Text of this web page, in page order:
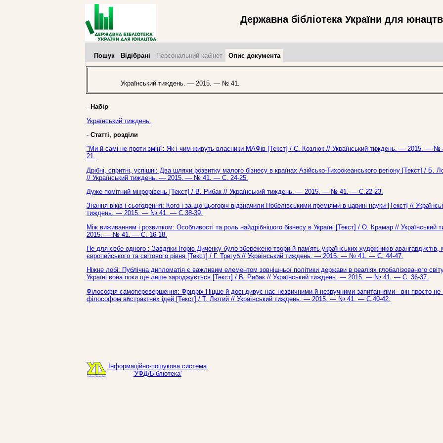
Державна бібліотека України для
Пошук Відібрані Персональний кабінет Опис документа
Український тиждень. — 2015. — № 41.
- Набір
Український тиждень.
- Статті, розділи
"Ми й самі не проти змін": Як і чим живуть власники МАФів [Текст] / С. Козлюк // Український тиждень. — 2015. —
21.
Дрібні, спритні, успішні: Два шляхи розвитку малого бізнесу в країнах Азійсько-Тихоокеанського регіону [Текст] / Б.
// Український тиждень. — 2015. — № 41. — С. 24-25.
Дуже помітний мікрорівень [Текст] / В. Рибак // Український тиждень. — 2015. — № 41. — С.22-23.
Знання віків і сьогодення: Кого і за що цьогоріч відзначили Нобелівськими преміями в царині науки [Текст] //
тиждень. — 2015. — № 41. — С.38-39.
Між виживанням і розвитком: Особливості та роль найдрібнішого бізнесу в Україні [Текст] / О. Крамар //
2015. — № 41. — С. 16-18.
Не для себе одного : Завдяки Ігорю Диченку було збережено твори й пам'ять українських художників-авангардистів,
європейського та світового рівня [Текст] / Г. Трегуб // Український тиждень. — 2015. — № 41. — С. 44-47.
Ніжне лобі: Публічна дипломатія є важливим елементом зовнішньої політики держави в реаліях глобалізованого
Україні вона поки ще лише зароджується [Текст] / В. Рибак // Український тиждень. — 2015. — № 41. — С. 36-37.
Філософія самоперевершення: Фрідріх Ніцше й досі дивує нас незвичними й незручними запитаннями - він просто не
філософом абстрактних ідей [Текст] / Т. Лютий // Український тиждень. — 2015. — № 41. — С.40-42.
Інформаційно-пошукова система
'УФД/Бібліотека'